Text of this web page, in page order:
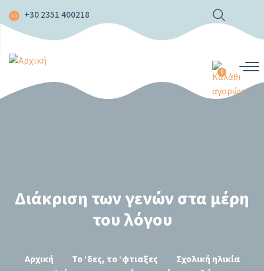
προς
περιεχόμενο
+30 2351 400218
0
Διάκριση των γενών στα μέρη
του λόγου
Αρχική Το ‘δες, το ‘φτιαξες
Σχολική ηλικία